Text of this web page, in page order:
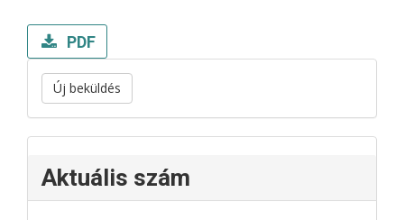
PDF
Új beküldés
Aktuális szám